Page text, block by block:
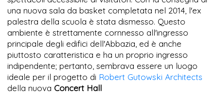
una nuova sala da basket completata nel 2014, l'ex
palestra della scuola è stata dismesso. Questo
ambiente è strettamente cornnesso all'ingresso
principale degli edifici dell'Abbazia, ed è anche
piuttosto caratteristica e ha un proprio ingresso
indipendente; pertanto, sembrava essere un luogo
ideale per il progetto di Robert Gutowski Architects
della nuova Concert Hall